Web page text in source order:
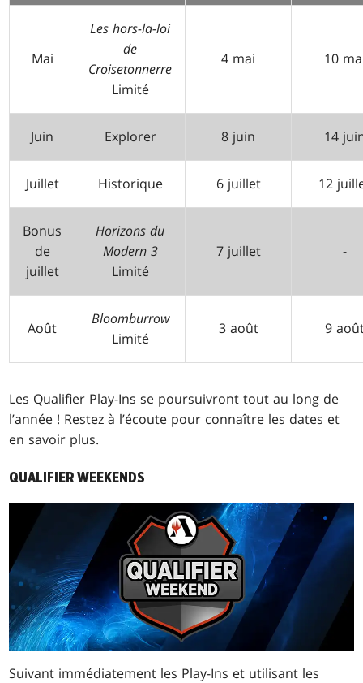
Mai
Les hors-la-loi
de
Croisetonnerre
Limité
4 mai 10
Juin Explorer 8 juin 14
Juillet Historique 6 juillet 12
Bonus
de
juillet
Horizons du
Modern 3
Limité
7 juillet -
Août
Bloomburrow
Limité
3 août 9
Les Qualifier Play-Ins se poursuivront tout au long de
l’année ! Restez à l’écoute pour connaître les dates et
en savoir plus.
QUALIFIER WEEKENDS
Suivant immédiatement les Play-Ins et utilisant les